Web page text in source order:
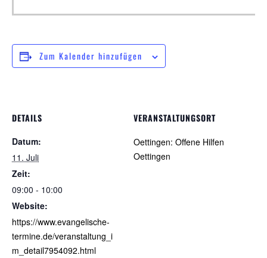
Zum Kalender hinzufügen
DETAILS
Datum:
11. Juli
Zeit:
09:00 - 10:00
Website:
https://www.evangelische-
termine.de/veranstaltung_i
m_detail7954092.html
VERANSTALTUNGSORT
Oettingen: Offene Hilfen
Oettingen